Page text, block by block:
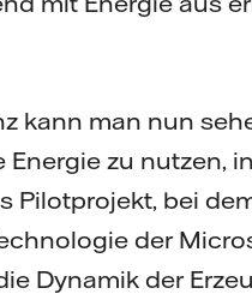
kann man nun
zu nutzen,
Pilotprojekt, bei
der
Dynamik der